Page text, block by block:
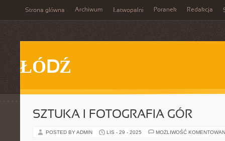
Strona główna Archiwum Łatwopalni Poranek Redakcja
ŁÓDŹ
SZTUKA I FOTOGRAFIA GÓR
POSTED BY ADMIN LIS - 29 - 2025 MOŻLIWOŚĆ